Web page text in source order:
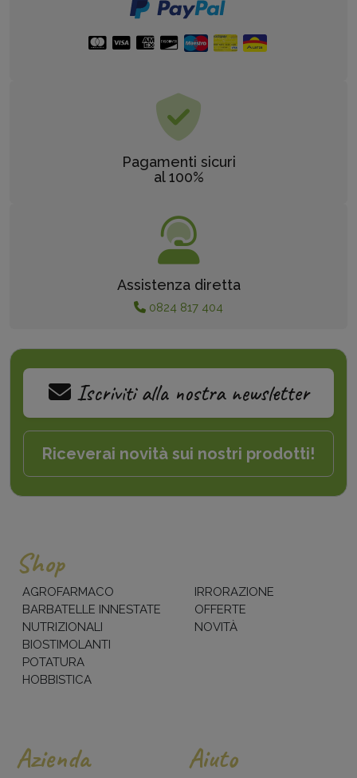
Pagamenti sicuri
al 100%
Assistenza diretta
0824 817 404
Iscriviti alla nostra newsletter
Riceverai novità sui nostri prodotti!
Shop
AGROFARMACO
BARBATELLE INNESTATE
NUTRIZIONALI
BIOSTIMOLANTI
POTATURA
HOBBISTICA
IRRORAZIONE
OFFERTE
NOVITÀ
Azienda Aiuto